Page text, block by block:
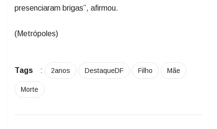
presenciaram brigas”, afirmou.
(Metrópoles)
Tags : 2anos DestaqueDF Filho Mãe
Morte